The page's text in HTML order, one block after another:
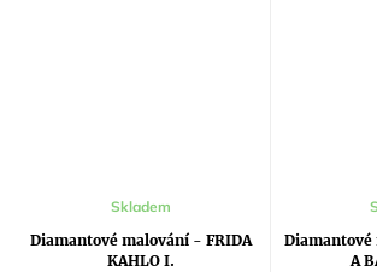
Diamantové malování - FRIDA
KAHLO I.
Skladem
Diamantové
A